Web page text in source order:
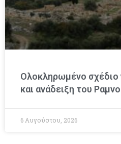
Ολοκληρωμένο σχέδιο
και ανάδειξη του
6 Αυγούστου, 2026